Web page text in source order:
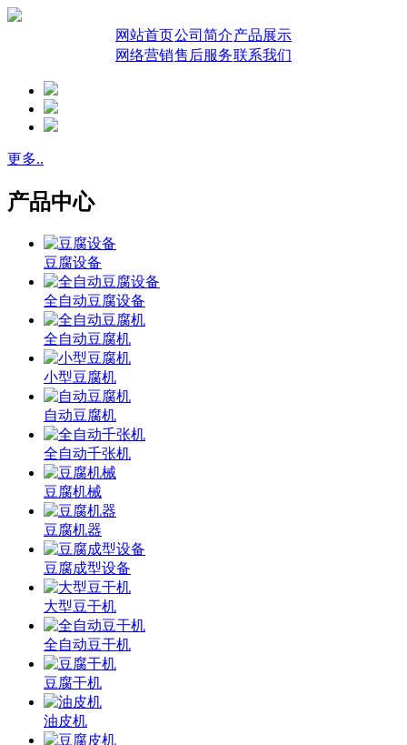
网站首页公司简介产品展示
网络营销售后服务联系我们
更多..
产品中心
豆腐设备
全自动豆腐设备
全自动豆腐机
小型豆腐机
自动豆腐机
全自动千张机
豆腐机械
豆腐机器
豆腐成型设备
大型豆干机
全自动豆干机
豆腐干机
油皮机